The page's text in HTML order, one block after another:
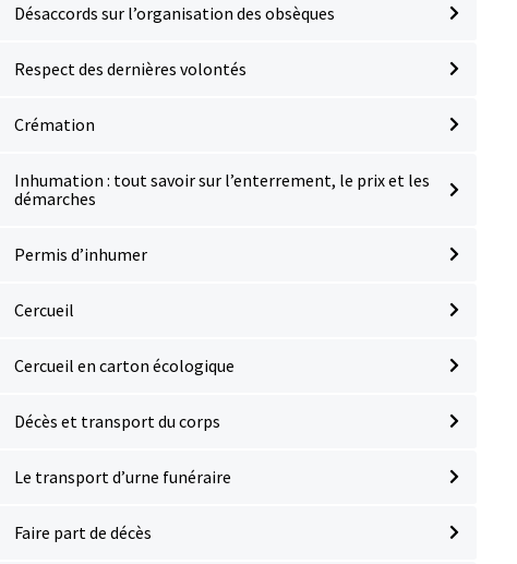
Désaccords sur l’organisation des obsèques
Respect des dernières volontés
Crémation
Inhumation : tout savoir sur l’enterrement, le prix et les
démarches
Permis d’inhumer
Cercueil
Cercueil en carton écologique
Décès et transport du corps
Le transport d’urne funéraire
Faire part de décès